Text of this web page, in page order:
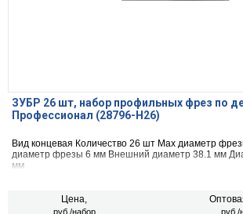
ЗУБР 26 шт, набор профильных фрез по
Профессионал (28796-H26)
Вид концевая Количество 26 шт Max диаметр
диаметр фрезы 6 мм Внешний диаметр 38.1 мм
мм
Цена,
руб./набор руб./